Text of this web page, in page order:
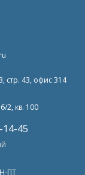
стр. 43, офис 314
2, кв. 100
14-45
ПТ